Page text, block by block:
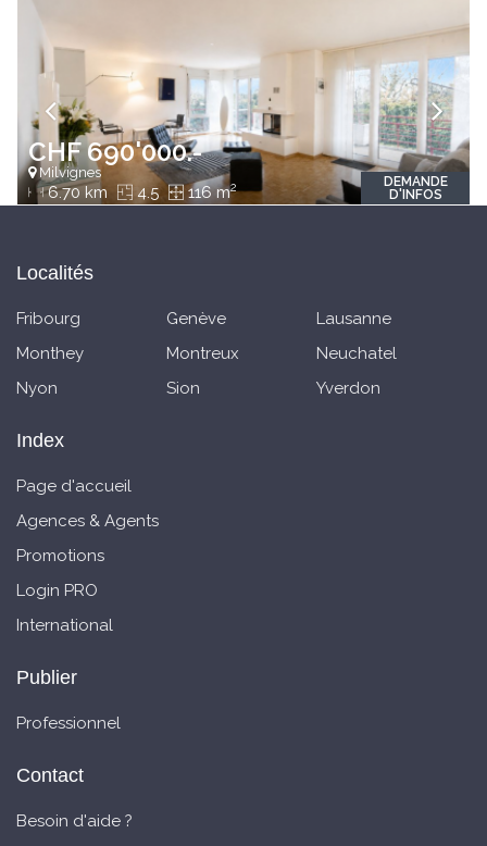
CHF 690'000.-
Milvignes
6.70 km 4.5 116 m2
DEMANDE
D'INFOS
Localités
Fribourg Genève
Lausanne
Monthey
Montreux
Neuchatel
Nyon
Sion Yverdon
Index
Page d'accueil
Agences & Agents
Promotions
Login PRO
International
Publier
Professionnel
Contact
Besoin d'aide ?